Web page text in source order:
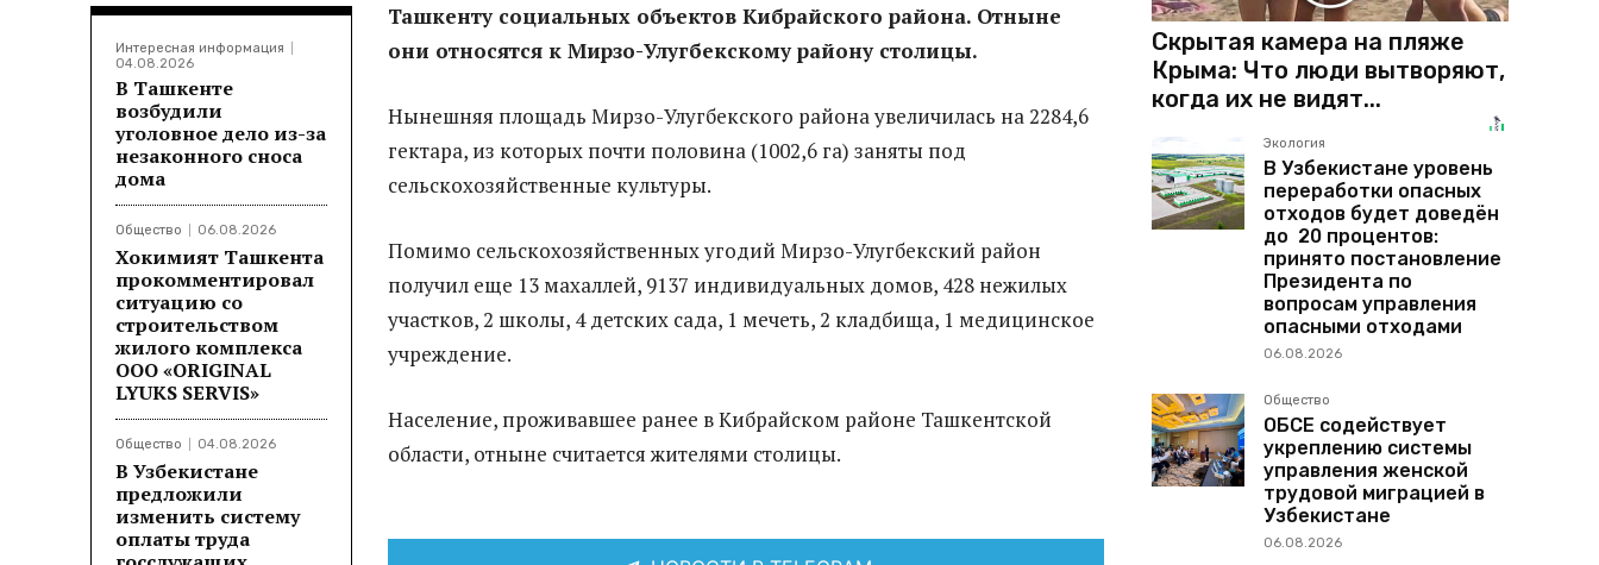
Интересная информация
04.08.2026
В Ташкенте
возбудили
уголовное дело из-за
незаконного сноса
дома
Общество 06.08.2026
Хокимият Ташкента
прокомментировал
ситуацию со
строительством
жилого комплекса
ООО «ORIGINAL
LYUKS SERVIS»
Общество 04.08.2026
В Узбекистане
предложили
изменить систему
оплаты труда
Ташкенту социальных объектов Кибрайского района. Отныне
они относятся к Мирзо-Улугбекскому району столицы.
Нынешняя площадь Мирзо-Улугбекского района увеличилась на 2284,6
гектара, из которых почти половина (1002,6 га) заняты под
сельскохозяйственные культуры.
Помимо сельскохозяйственных угодий Мирзо-Улугбекский район
получил еще 13 махаллей, 9137 индивидуальных домов, 428 нежилых
участков, 2 школы, 4 детских сада, 1 мечеть, 2 кладбища, 1 медицинское
учреждение.
Население, проживавшее ранее в Кибрайском районе Ташкентской
области, отныне считается жителями столицы.
Скрытая камера на пляже
Крыма: Что люди вытворяют,
когда их не видят...
Экология
В Узбекистане уровень
переработки опасных
отходов будет доведён
до 20 процентов:
принято постановление
Президента по
вопросам управления
опасными отходами
06.08.2026
Общество
ОБСЕ содействует
укреплению системы
управления женской
трудовой миграцией в
Узбекистане
06.08.2026